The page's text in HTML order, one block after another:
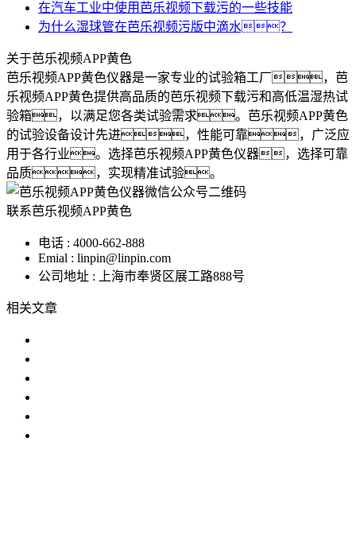
在汽车工业中使用芭乐视频下载污的一些技能
为什么湿球管在芭乐视频污版中滴水？
关于芭乐视频APP黄色
芭乐视频APP黄色仪器是一家专业的试验箱工厂，芭
乐视频APP黄色提供高品质的芭乐视频下载污和高低温湿热试
验箱，以满足您各类试验需求。芭乐视频APP黄色
的试验设备设计先进，性能可靠，广泛应
用于各行业。选择芭乐视频APP黄色仪器，选择可靠
品质，实现精准试验。
联系芭乐视频APP黄色
电话 : 4000-662-888
Emial : linpin@linpin.com
公司地址 : 上海市奉贤区展工路888号
相关文章